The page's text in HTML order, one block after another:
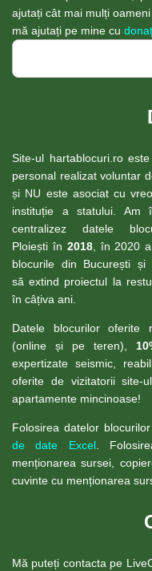
ajutați cât mai mulți
mă ajutați pe mine cu
Site-ul hartablocuri.ro
personal realizat voluntar
și NU este asociat cu
instituție a statului. Am
centralizez datele
Ploiești în 2018, în 2020
blocurile din București și
să extind proiectul la
în câțiva ani.
Datele blocurilor oferite
(online și pe teren),
expertizate seismic,
oferite de vizitatorii site-
apartamente mincinoase!
Folosirea datelor
de date Excel.
menționarea sursei,
cuvinte cu menționarea
Mă puteți contacta pe